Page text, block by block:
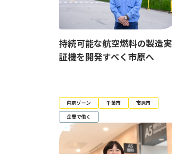
持続可能な航空燃料の製造実
証機を開発すべく市原へ
内房ゾーン 千葉市
市原市
企業で働く